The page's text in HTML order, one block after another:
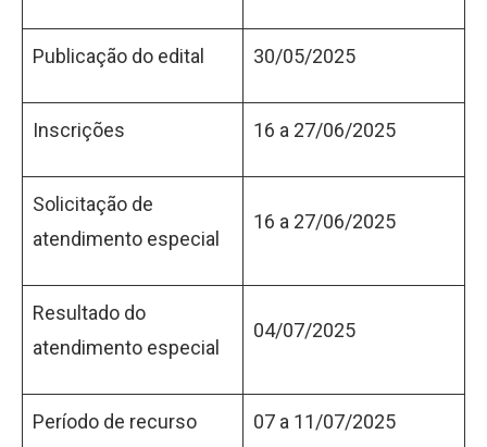
Publicação do edital 30/05/2025
Inscrições 16 a 27/06/2025
Solicitação de
atendimento especial
16 a 27/06/2025
Resultado do
atendimento especial
04/07/2025
Período de recurso 07 a 11/07/2025